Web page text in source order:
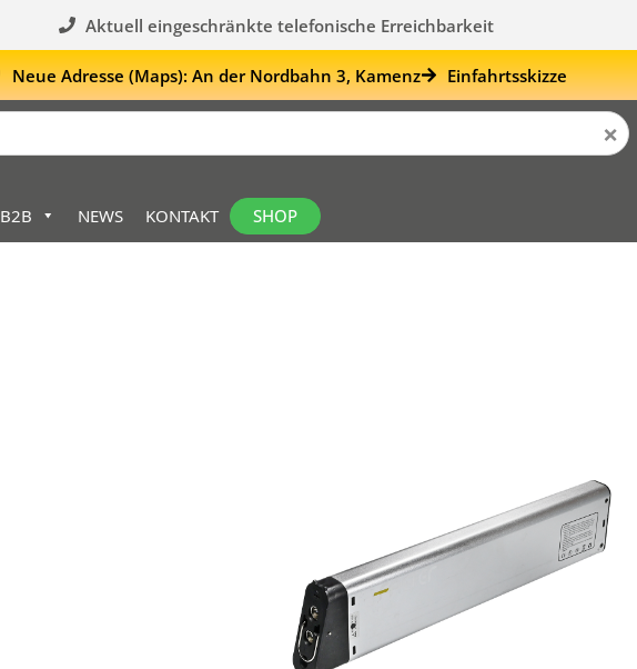
Aktuell eingeschränkte telefonische Erreichbarkeit
Neue Adresse (Maps): An der Nordbahn 3, Kamenz Einfahrtsskizze
×
B2B NEWS KONTAKT SHOP